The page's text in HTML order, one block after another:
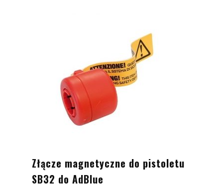
Złącze magnetyczne do pistoletu
SB32 do AdBlue